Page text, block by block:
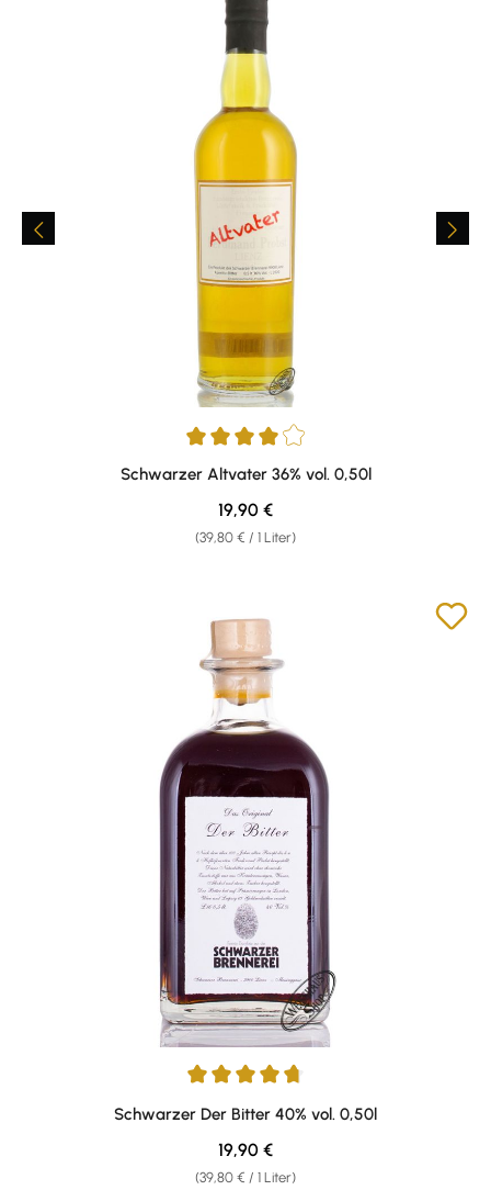
Durchschnittliche Bewertung von 4 von 5 Sternen
Schwarzer Altvater 36% vol. 0,50l
(39,80 € / 1 Liter)
Regulärer Preis:
19,90 €
Durchschnittliche Bewertung von 4.87 von 5 Sternen
Schwarzer Der Bitter 40% vol. 0,50l
(39,80 € / 1 Liter)
Regulärer Preis:
19,90 €